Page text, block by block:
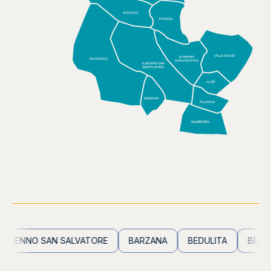
SAN SALVATORE BARZANA BEDULITA